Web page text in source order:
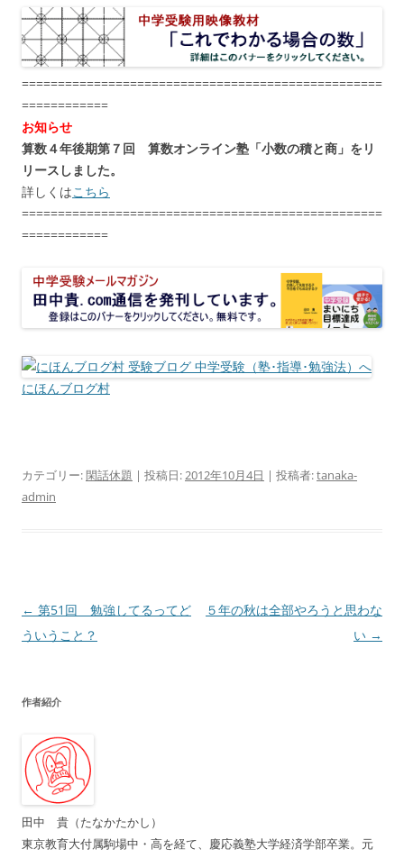
==================================================
============
お知らせ
算数４年後期第７回 算数オンライン塾「小数の積と商」をリ
リースしました。
詳しくはこちら
==================================================
============
にほんブログ村
カテゴリー:閑話休題 | 投稿日:2012年10月4日 | 投稿者:tanaka-
admin
投
稿
ゲ
シ
ョ
ン
← 第51回 勉強してるってど
ういうこと？
５年の秋は全部やろうと思わな
い →
作者紹介
田中 貴（たなかたかし）
東京教育大付属駒場中・高を経て、慶応義塾大学経済学部卒業。元